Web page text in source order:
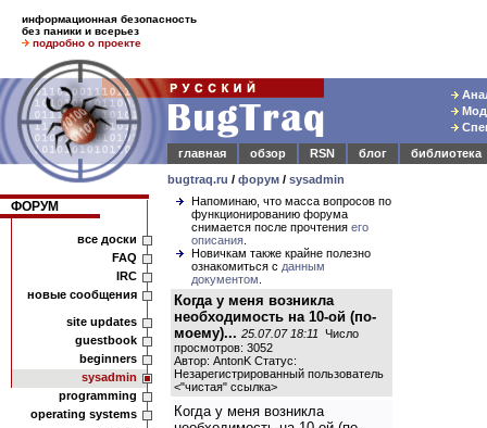
информационная безопасность
без паники и всерьез
подробно о проекте
главная
обзор RSN блог
библиотека
bugtraq.ru / форум / sysadmin
ФОРУМ
все доски
FAQ
IRC
новые сообщения
site updates
guestbook
beginners
sysadmin
programming
operating systems
Напоминаю, что масса вопросов по
функционированию форума
снимается после прочтения его
описания
Новичкам также крайне полезно
ознакомиться с данным
документом
Когда у меня возникла
необходимость на 10-ой (по-
моему)... 25.07.07 18:11 Число
просмотров: 3052
Автор: AntonK Статус:
Незарегистрированный пользователь
<"чистая" ссылка>
Когда у меня возникла